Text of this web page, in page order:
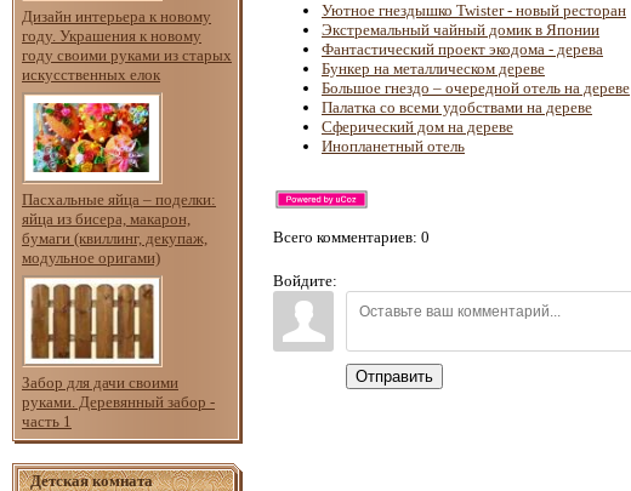
Дизайн интерьера к новому
году. Украшения к новому
году своими руками из старых
искусственных елок
Пасхальные яйца – поделки:
яйца из бисера, макарон,
бумаги (квиллинг, декупаж,
модульное оригами)
Забор для дачи своими
руками. Деревянный забор -
часть 1
Детская комната
Уютное гнездышко Twister - новый ресторан
Экстремальный чайный домик в Японии
Фантастический проект экодома - дерева
Бункер на металлическом дереве
Большое гнездо – очередной отель на дереве
Палатка со всеми удобствами на дереве
Сферический дом на дереве
Инопланетный отель
Всего комментариев: 0
Войдите:
Отправить